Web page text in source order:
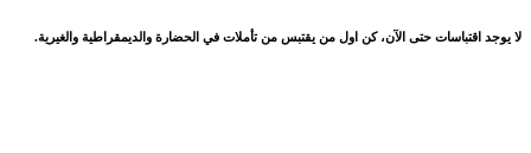
لا يوجد اقتباسات حتى الآن، كن اول من يقتبس من تأملات في الحضارة والديمقراطية والغيرية.